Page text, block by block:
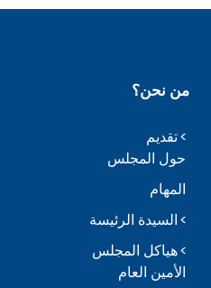
من نحن؟
تقديم
حول المجلس
المهام
السيدة الرئيسة
هياكل المجلس
الأمين العام